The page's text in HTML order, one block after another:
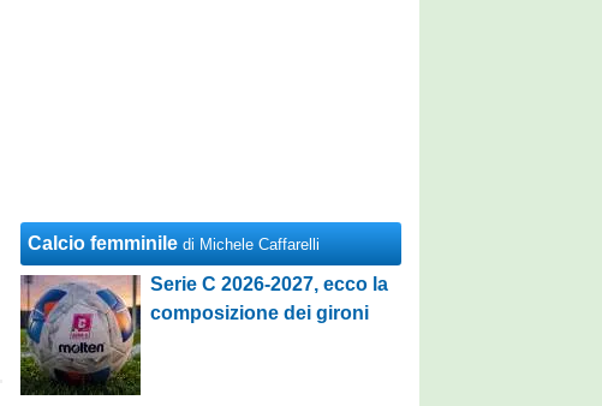
Calcio femminile di Michele Caffarelli
Serie C 2026-2027, ecco la
composizione dei gironi